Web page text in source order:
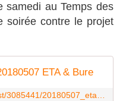
samedi au Temps des
soirée contre le projet
ETA & Bure